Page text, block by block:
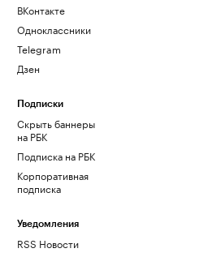
ВКонтакте
Одноклассники
Telegram
Дзен
Подписки
Скрыть баннеры
на РБК
Подписка на РБК
Корпоративная
подписка
Уведомления
RSS Новости